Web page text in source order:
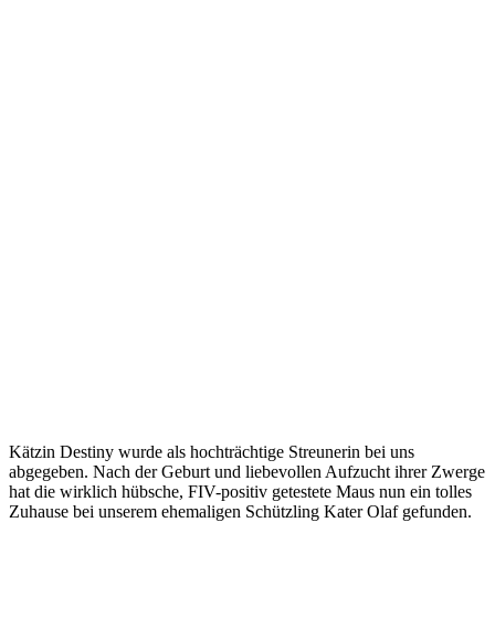
Kätzin Destiny wurde als hochträchtige Streunerin bei uns
abgegeben. Nach der Geburt und liebevollen Aufzucht ihrer Zwerge
hat die wirklich hübsche, FIV-positiv getestete Maus nun ein tolles
Zuhause bei unserem ehemaligen Schützling Kater Olaf gefunden.